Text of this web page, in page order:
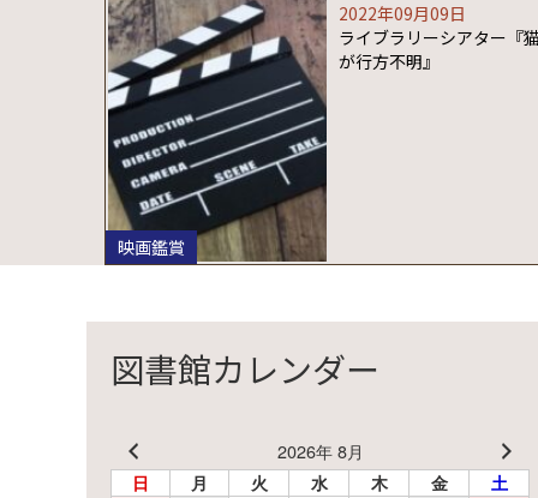
映画鑑賞
2022年09月09日
ライブラリーシアター『猫
が行方不明』
図書館カレンダー
2026年 8月
日 月 火 水 木 金 土